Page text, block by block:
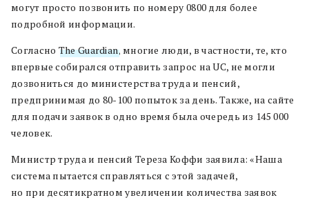
могут просто позвонить по номеру 0800 для более
подробной информации.
Согласно The Guardian, многие люди, в частности, те, кто
впервые собирался отправить запрос на UC, не могли
дозвониться до министерства труда и пенсий,
предпринимая до 80-100 попыток за день. Также, на сайте
для подачи заявок в одно время была очередь из 145 000
человек.
Министр труда и пенсий Тереза Коффи заявила: «Наша
система пытается справляться с этой задачей,
но при десятикратном увеличении количества заявок